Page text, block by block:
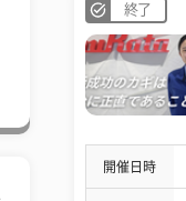
終了
開催日時